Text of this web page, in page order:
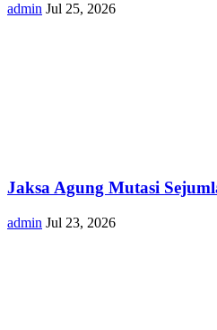
admin Jul 25, 2026
Jaksa Agung Mutasi
admin Jul 23, 2026